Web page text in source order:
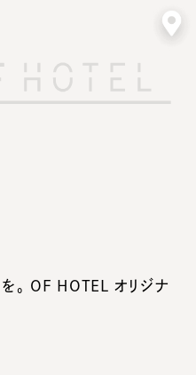
を。 OF HOTEL オリジナ